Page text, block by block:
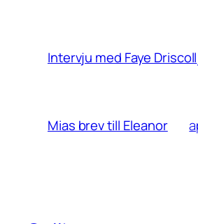
Intervju med Faye Driscoll
Mias brev till Eleanor